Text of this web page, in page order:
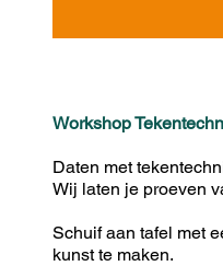
Workshop
Daten met
Wij laten je proeven
Schuif aan tafel met
kunst te maken.